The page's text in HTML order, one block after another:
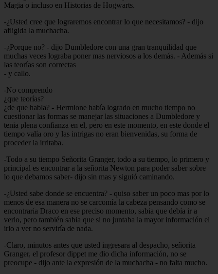
Magia o incluso en Historias de Hogwarts.
-¿Usted cree que lograremos encontrar lo que necesitamos? - dijo
afligida la muchacha.
-¿Porque no? - dijo Dumbledore con una gran tranquilidad que
muchas veces lograba poner mas nerviosos a los demás. - Además si
las teorías son correctas
- y callo.
-No comprendo
¿que teorías?
¿de que habla? - Hermione había logrado en mucho tiempo no
cuestionar las formas se manejar las situaciones a Dumbledore y
tenia plena confianza en el, pero en este momento, en este donde el
tiempo valía oro y las intrigas no eran bienvenidas, su forma de
proceder la irritaba.
-Todo a su tiempo Señorita Granger, todo a su tiempo, lo primero y
principal es encontrar a la señorita Newton para poder saber sobre
lo que debamos saber- dijo sin mas y siguió caminando.
-¿Usted sabe donde se encuentra? - quiso saber un poco mas por lo
menos de esa manera no se carcomía la cabeza pensando como se
encontraría Draco en ese preciso momento, sabia que debía ir a
verlo, pero también sabia que si no juntaba la mayor información el
irlo a ver no serviría de nada.
-Claro, minutos antes que usted ingresara al despacho, señorita
Granger, el profesor dippet me dio dicha información, no se
preocupe - dijo ante la expresión de la muchacha - no falta mucho.